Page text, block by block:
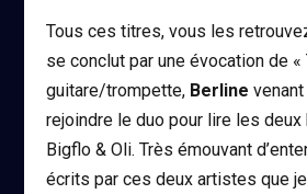
Tous ces titres, vous les
se conclut par une évocation de «
guitare/trompette, Berline
rejoindre le duo pour lire les
Bigflo & Oli. Très émouvant
écrits par ces deux artistes que